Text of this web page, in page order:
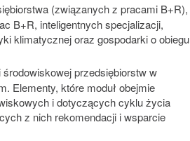
(związanych z pracami B+R),
B+R, inteligentnych specjalizacji,
klimatycznej oraz gospodarki o obiegu
przedsiębiorstw w
Elementy, które moduł obejmie
i dotyczących cyklu życia
z nich rekomendacji i wsparcie